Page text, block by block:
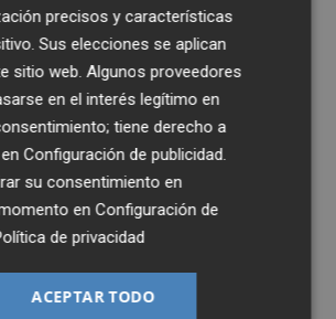
precisos y características
Sus elecciones se aplican
sitio web. Algunos proveedores
en el interés legítimo en
tiene derecho a
enConfiguración de publicidad
su consentimiento en
enConfiguración de
de privacidad
ACEPTAR TODO